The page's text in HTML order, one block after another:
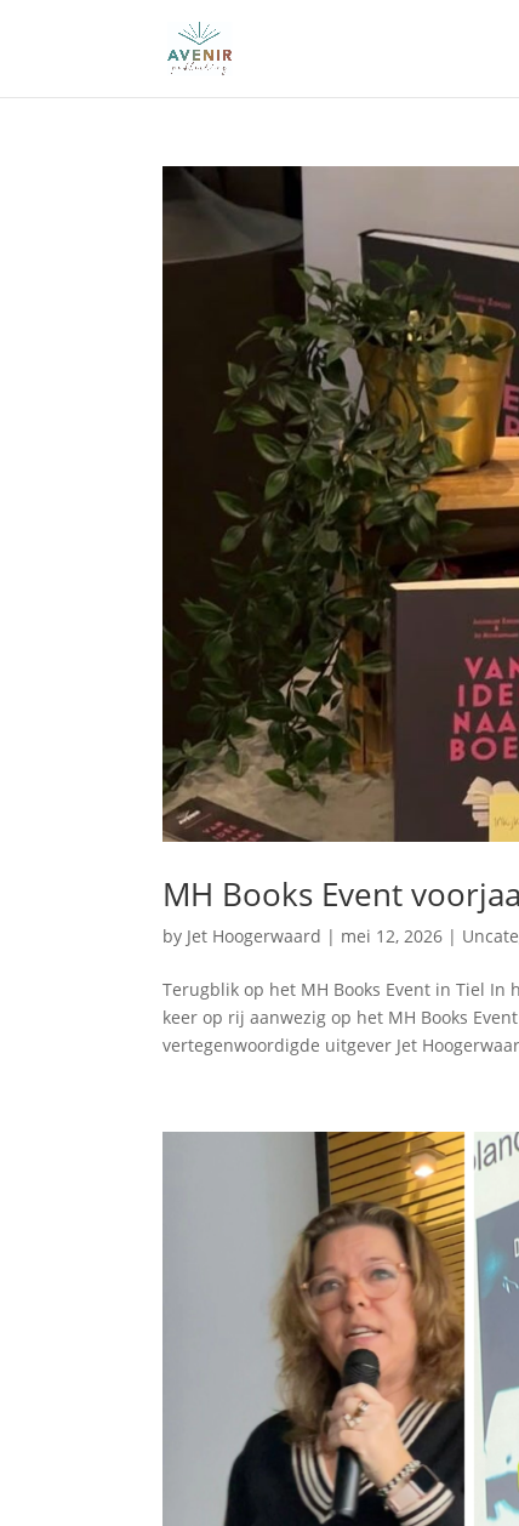
MH Books Event
by Jet Hoogerwaard | mei 12, 2026 |
Terugblik op het MH Books Event in Tiel
keer op rij aanwezig op het MH Books
vertegenwoordigde uitgever Jet